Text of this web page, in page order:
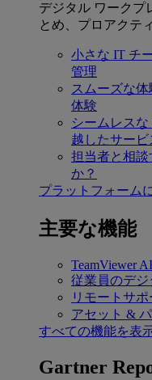
デジタル ワークプ
とめ、プロアクテ
小さな IT チ
管理
スムーズな体
体験
シームレスな
越したサービ
担当者と相談
か？
プラットフォーム
主要な機能
TeamViewer AI
従業員のデジ
リモートサ
アセット &
すべての機能を表
Gartner